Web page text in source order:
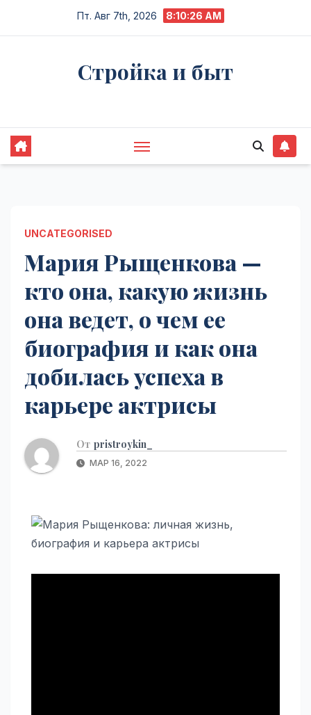
Пт. Авг 7th, 2026 8:10:27 AM
Стройка и быт
UNCATEGORISED
Мария Рыщенкова —
кто она, какую жизнь
она ведет, о чем ее
биография и как она
добилась успеха в
карьере актрисы
От pristroykin_
МАР 16, 2022